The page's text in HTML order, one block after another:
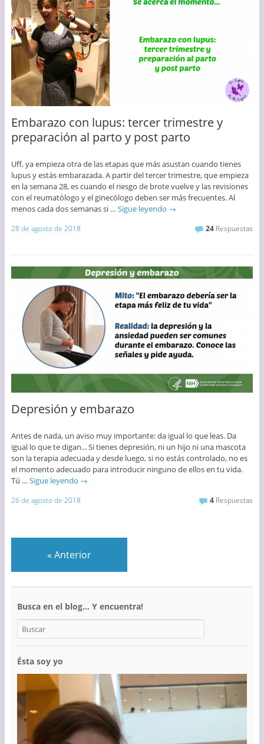
Embarazo con lupus: tercer trimestre y
preparación al parto y post parto
Uff, ya empieza otra de las etapas que más asustan cuando tienes
lupus y estás embarazada. A partir del tercer trimestre, que empieza
en la semana 28, es cuando el riesgo de brote vuelve y las revisiones
con el reumatólogo y el ginecólogo deben ser más frecuentes. Al
menos cada dos semanas si … Sigue leyendo →
28 de agosto de 2018 24 Respuestas
Depresión y embarazo
Antes de nada, un aviso muy importante: da igual lo que leas. Da
igual lo que te digan... Si tienes depresión, ni un hijo ni una mascota
son la terapia adecuada y desde luego, si no estás controlado, no es
el momento adecuado para introducir ninguno de ellos en tu vida.
Tú … Sigue leyendo →
26 de agosto de 2018 4 Respuestas
« Anterior
Busca en el blog… Y encuentra!
Ésta soy yo